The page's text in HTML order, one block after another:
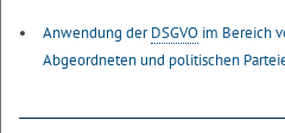
Anwendung derDSGVO im Bereich
Abgeordneten und politischen